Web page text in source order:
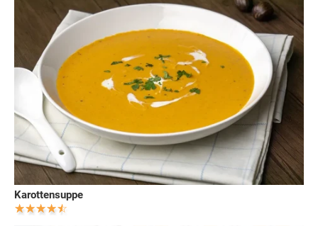
Karottensuppe